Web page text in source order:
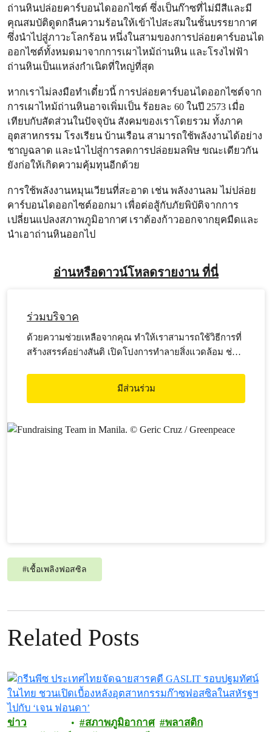
ถ่านหินปล่อยคาร์บอนไดออกไซต์ ซึ่งเป็นก๊าซที่ไม่มีสีและมี
คุณสมบัติดูดกลืนความร้อนให้เข้าไปสะสมในชั้นบรรยากาศ
ซึ่งนำไปสู่ภาวะโลกร้อน หนึ่งในสามของการปล่อยคาร์บอนได
ออกไซต์ทั้งหมดมาจากการเผาไหม้ถ่านหิน และโรงไฟฟ้า
ถ่านหินเป็นแหล่งกำเนิดที่ใหญ่ที่สุด
หากเราไม่ลงมือทำเดี๋ยวนี้ การปล่อยคาร์บอนไดออกไซต์จาก
การเผาไหม้ถ่านหินอาจเพิ่มเป็น ร้อยละ 60 ในปี 2573 เมื่อ
เทียบกับสัดส่วนในปัจจุบัน สังคมของเราโดยรวม ทั้งภาค
อุตสาหกรรม โรงเรียน บ้านเรือน สามารถใช้พลังงานได้อย่าง
ชาญฉลาด และนำไปสู่การลดการปล่อยมลพิษ ขณะเดียวกัน
ยังก่อให้เกิดความคุ้มทุนอีกด้วย
การใช้พลังงานหมุนเวียนที่สะอาด เช่น พลังงานลม ไม่ปล่อย
คาร์บอนไดออกไซต์ออกมา เพื่อต่อสู้กับภัยพิบัติจากการ
เปลี่ยนแปลงสภาพภูมิอากาศ เราต้องก้าวออกจากยุคมืดและ
นำเอาถ่านหินออกไป
อ่านหรือดาวน์โหลดรายงาน ที่นี่
ร่วมบริจาค
ด้วยความช่วยเหลือจากคุณ ทำให้เราสามารถใช้วิธีการที่
สร้างสรรค์อย่างสันติ เปิดโปงการทำลายสิ่งแวดล้อม ช่วย
มีส่วนร่วม
#เชื้อเพลิงฟอสซิล
Related Posts
ข่าว
สภาพภูมิอากาศ
พลาสติก